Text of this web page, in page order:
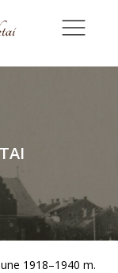
1918–1940 m.